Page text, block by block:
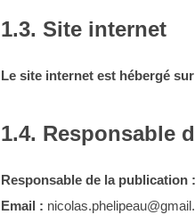
1.3. Site internet
Le site internet est hébergé
1.4. Responsable
Responsable de la publication :
Email :